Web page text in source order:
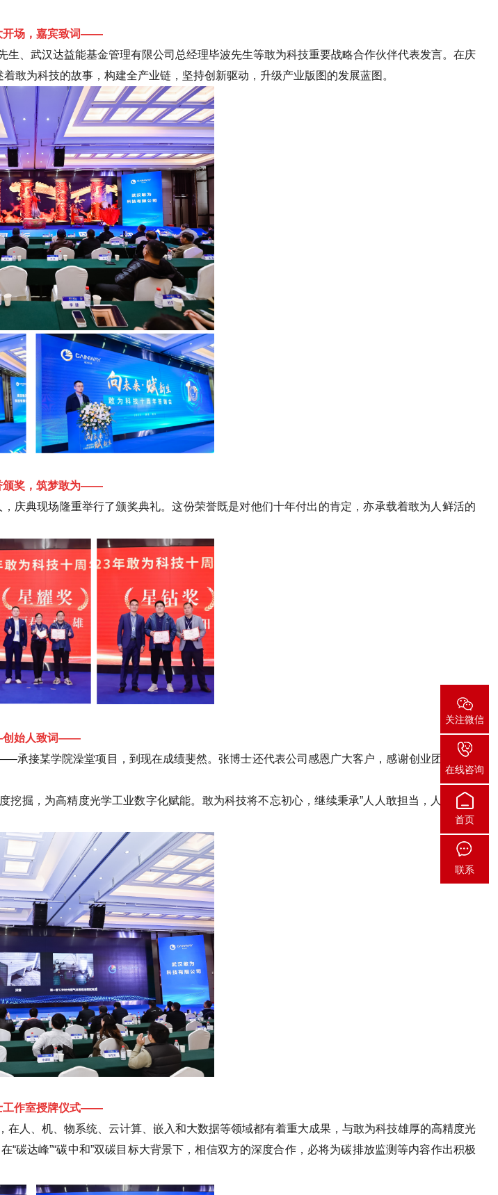
场，嘉宾致词——
、武汉达益能基金管理有限公司总经理毕波先生等敢为科技重要战略合作伙伴代表发言。在庆
敢为科技的故事，构建全产业链，坚持创新驱动，升级产业版图的发展蓝图。
奖，筑梦敢为——
庆典现场隆重举行了颁奖典礼。这份荣誉既是对他们十年付出的肯定，亦承载着敢为人鲜活的
始人致词——
接某学院澡堂项目，到现在成绩斐然。张博士还代表公司感恩广大客户，感谢创业团队的支
掘，为高精度光学工业数字化赋能。敢为科技将不忘初心，继续秉承”人人敢担当，人人敢作
作室授牌仪式——
人、机、物系统、云计算、嵌入和大数据等领域都有着重大成果，与敢为科技雄厚的高精度光
碳达峰”“碳中和”双碳目标大背景下，相信双方的深度合作，必将为碳排放监测等内容作出积极
关注微信
在线咨询
首页
联系